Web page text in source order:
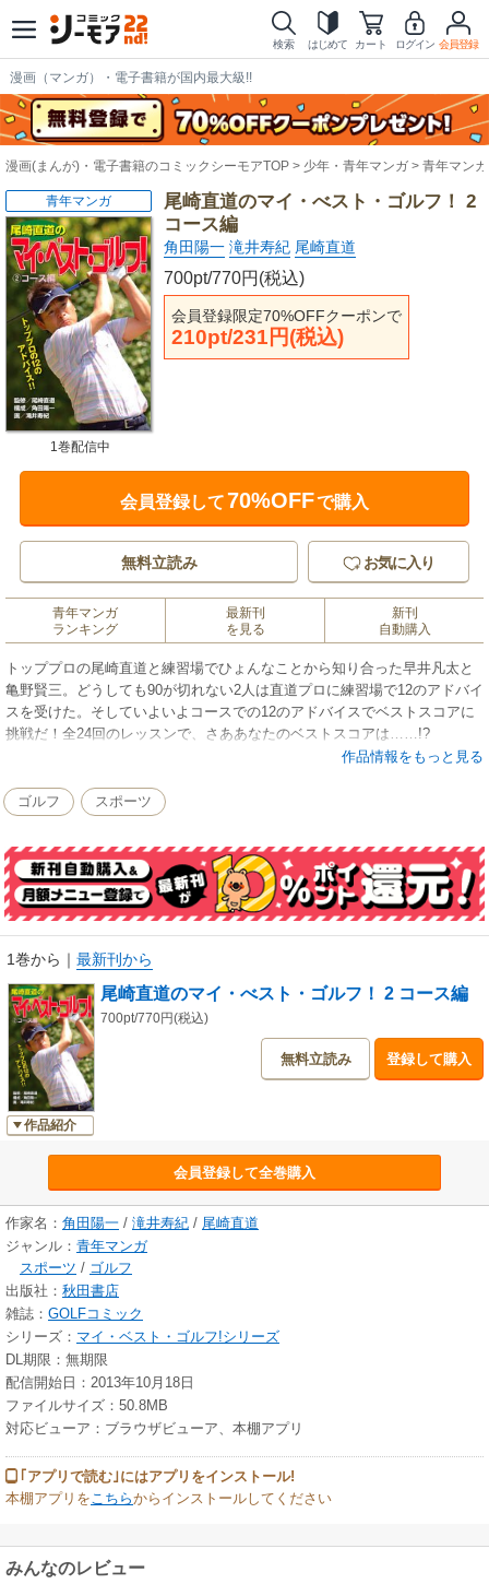
検索 はじめて カート ログイン 会員登録
漫画（マンガ）・電子書籍が国内最大級!!
漫画(まんが)・電子書籍のコミックシーモアTOP 少年・青年マンガ 青年マンガ
尾崎直道のマイ・べスト・ゴルフ！ 2
コース編
角田陽一 滝井寿紀 尾崎直道
700pt/770円(税込)
会員登録限定70%OFFクーポンで
210pt/231円(税込)
青年マンガ
1巻配信中
会員登録して70%OFFで購入
無料立読み お気に入り
青年マンガ
ランキング
最新刊
を見る
新刊
自動購入
トッププロの尾崎直道と練習場でひょんなことから知り合った早井凡太と
亀野賢三。どうしても90が切れない2人は直道プロに練習場で12のアドバイ
スを受けた。そしていよいよコースでの12のアドバイスでベストスコアに
挑戦だ！全24回のレッスンで、さああなたのベストスコアは……!?
作品情報をもっと見る
ゴルフ スポーツ
1巻から ｜ 最新刊から
作品紹介
尾崎直道のマイ・べスト・ゴルフ！ 2 コース編
700pt/770円(税込)
無料立読み 登録して購入
会員登録して全巻購入
作家名： 角田陽一 / 滝井寿紀 / 尾崎直道
ジャンル： 青年マンガ
スポーツ / ゴルフ
出版社： 秋田書店
雑誌： GOLFコミック
シリーズ： マイ・ベスト・ゴルフ!シリーズ
DL期限：無期限
配信開始日：2013年10月18日
ファイルサイズ：50.8MB
対応ビューア：ブラウザビューア、本棚アプリ
｢アプリで読む｣にはアプリをインストール!
本棚アプリをこちらからインストールしてください
みんなのレビュー